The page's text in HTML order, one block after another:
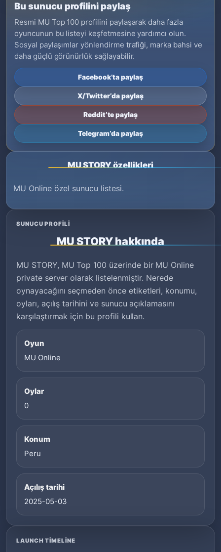
Bu sunucu profilini paylaş
Resmi MU Top 100 profilini paylaşarak daha fazla
oyuncunun bu listeyi keşfetmesine yardımcı olun.
Sosyal paylaşımlar yönlendirme trafiği, marka bahsi ve
daha güçlü görünürlük sağlayabilir.
Facebook’ta paylaş
X/Twitter’da paylaş
Reddit’te paylaş
Telegram’da paylaş
MU STORY özellikleri
MU Online özel sunucu listesi.
SUNUCU PROFILI
MU STORY hakkında
MU STORY, MU Top 100 üzerinde bir MU Online
private server olarak listelenmiştir. Nerede
oynayacağını seçmeden önce etiketleri, konumu,
oyları, açılış tarihini ve sunucu açıklamasını
karşılaştırmak için bu profili kullan.
Oyun
MU Online
Oylar
0
Konum
Peru
Açılış tarihi
2025-05-03
LAUNCH TIMELINE